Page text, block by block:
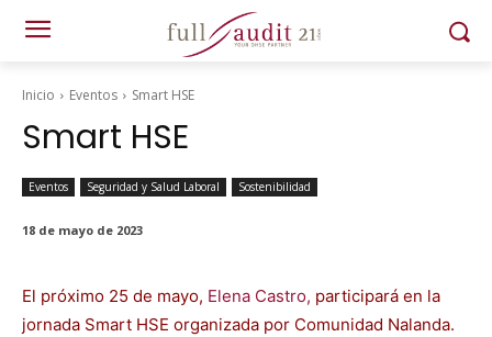
Inicio Eventos Smart HSE
Smart HSE
Eventos Seguridad y Salud Laboral Sostenibilidad
18 de mayo de 2023
El próx­i­mo 25 de mayo, Ele­na Cas­tro, par­tic­i­pará en la
jor­na­da Smart HSE orga­ni­za­da por Comu­nidad Nalan­da.